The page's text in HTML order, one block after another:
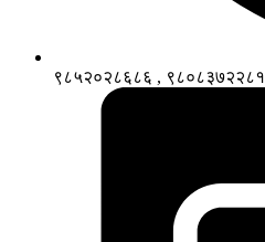
९८५२०२८६८६ , ९८०८३७२२८१